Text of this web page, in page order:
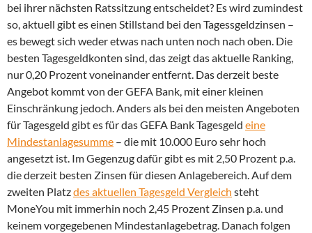
bei ihrer nächsten Ratssitzung entscheidet? Es wird zumindest
so, aktuell gibt es einen Stillstand bei den Tagessgeldzinsen –
es bewegt sich weder etwas nach unten noch nach oben. Die
besten Tagesgeldkonten sind, das zeigt das aktuelle Ranking,
nur 0,20 Prozent voneinander entfernt. Das derzeit beste
Angebot kommt von der GEFA Bank, mit einer kleinen
Einschränkung jedoch. Anders als bei den meisten Angeboten
für Tagesgeld gibt es für das GEFA Bank Tagesgeld eine
Mindestanlagesumme – die mit 10.000 Euro sehr hoch
angesetzt ist. Im Gegenzug dafür gibt es mit 2,50 Prozent p.a.
die derzeit besten Zinsen für diesen Anlagebereich. Auf dem
zweiten Platzdes aktuellen Tagesgeld Vergleich steht
MoneYou mit immerhin noch 2,45 Prozent Zinsen p.a. und
keinem vorgegebenen Mindestanlagebetrag. Danach folgen